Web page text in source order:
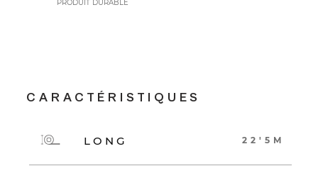
PRODUIT DURABLE
CARACTÉRISTIQUES
LONG 22'5M